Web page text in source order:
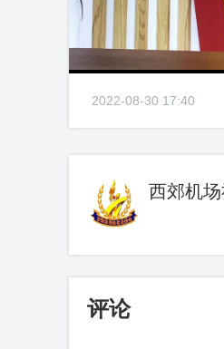
2022-08-30 17:40
西郊机
评论